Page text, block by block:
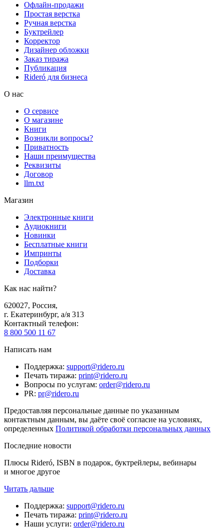
Офлайн-продажи
Простая верстка
Ручная верстка
Буктрейлер
Корректор
Дизайнер обложки
Заказ тиража
Публикация
Rideró для бизнеса
О нас
О сервисе
О магазине
Книги
Возникли вопросы?
Приватность
Наши преимущества
Реквизиты
Договор
llm.txt
Магазин
Электронные книги
Аудиокниги
Новинки
Бесплатные книги
Импринты
Подборки
Доставка
Как нас найти?
620027, Россия,
г. Екатеринбург, а/я 313
Контактный телефон:
8 800 500 11 67
Написать нам
Поддержка: support@ridero.ru
Печать тиража: print@ridero.ru
Вопросы по услугам: order@ridero.ru
PR: pr@ridero.ru
Предоставляя персональные данные по указанным
контактным данным, вы даёте своё согласие на условиях,
определенных Политикой обработки персональных данных
Последние новости
Плюсы Rideró, ISBN в подарок, буктрейлеры, вебинары
и многое другое
Читать дальше
Поддержка: support@ridero.ru
Печать тиража: print@ridero.ru
Наши услуги: order@ridero.ru